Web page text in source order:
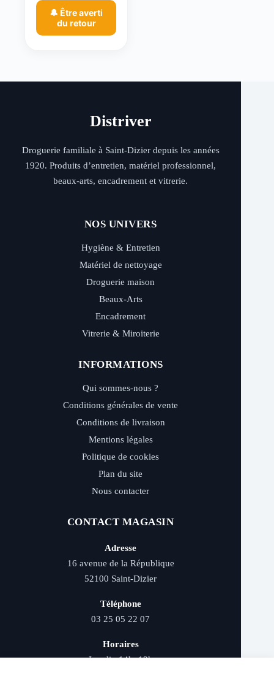
🔔 Être averti
du retour
Distriver
Droguerie familiale à Saint-Dizier depuis les années
1920. Produits d’entretien, matériel professionnel,
beaux-arts, encadrement et vitrerie.
NOS UNIVERS
Hygiène & Entretien
Matériel de nettoyage
Droguerie maison
Beaux-Arts
Encadrement
Vitrerie & Miroiterie
INFORMATIONS
Qui sommes-nous ?
Conditions générales de vente
Conditions de livraison
Mentions légales
Politique de cookies
Plan du site
Nous contacter
CONTACT MAGASIN
Adresse
16 avenue de la République
52100 Saint-Dizier
Téléphone
03 25 05 22 07
Horaires
Lundi : 14h–19h